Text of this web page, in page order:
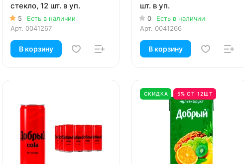
стекло, 12 шт. в уп.
5
Есть в наличии
Арт. 0041267
В корзину
шт. в уп.
0
Есть в наличии
Арт. 0041266
В корзину
СКИДКА 5% ОТ 12ШТ